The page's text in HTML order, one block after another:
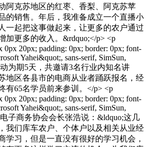
阿克苏地区的红枣、香梨、阿克苏苹
的销售。年后，我准备成立一个直播小
一起把这事做起来，让更多的农户通过
加更多的收入。&rdquo;</p> <p
0px 20px; padding: 0px; border: 0px; font-
Yahei&quot;, sans-serif, SimSun,
为期5天，共邀请3名行业内知名讲
地区各县市的电商从业者踊跃报名，经
有65名学员前来参训。</p> <p
0px 20px; padding: 0px; border: 0px; font-
Yahei&quot;, sans-serif, SimSun,
子商务协会会长张浩说：&ldquo;这几
我们库车农户、个体户以及相关从业经
学习，但是一直没有很好的学习机会，